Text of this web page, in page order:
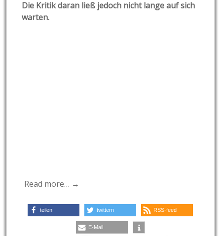
Die Kritik daran ließ jedoch nicht lange auf sich
warten.
Read more… →
teilen twittern RSS-feed
E-Mail